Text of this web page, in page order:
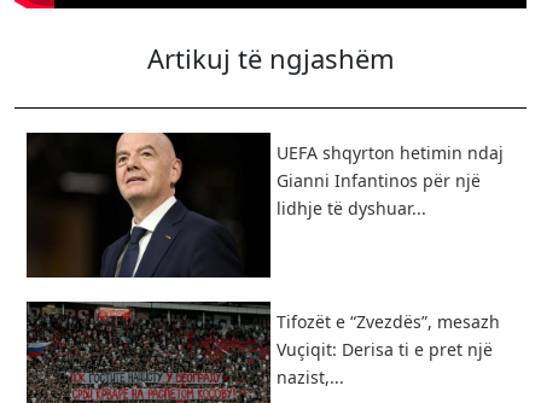
Artikuj të ngjashëm
UEFA shqyrton hetimin ndaj
Gianni Infantinos për një
lidhje të dyshuar...
Tifozët e “Zvezdës”, mesazh
Vuçiqit: Derisa ti e pret një
nazist,...